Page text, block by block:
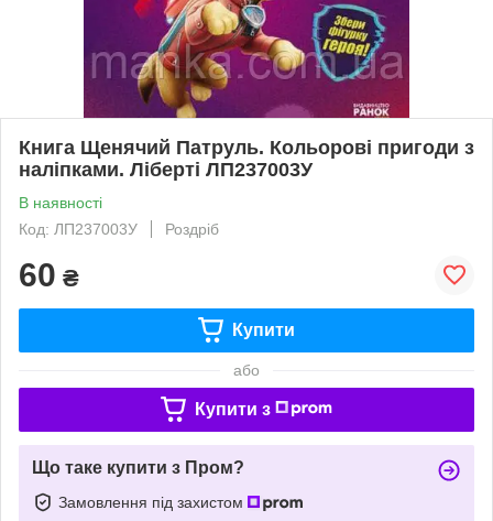
Книга Щенячий Патруль. Кольорові пригоди з
наліпками. Ліберті ЛП237003У
В наявності
Код: ЛП237003У
Роздріб
60 ₴
Купити
або
Купити з
Що таке купити з Пром?
Замовлення під захистом